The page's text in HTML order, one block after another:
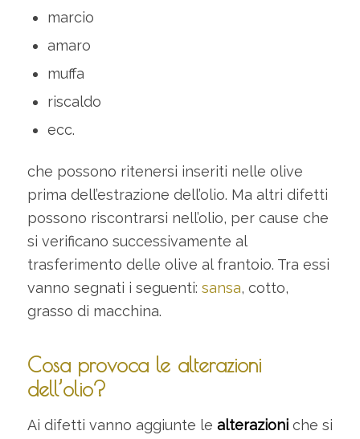
marcio
amaro
muffa
riscaldo
ecc.
che possono ritenersi inseriti nelle olive
prima dell’estrazione dell’olio. Ma altri difetti
possono riscontrarsi nell’olio, per cause che
si verificano successivamente al
trasferimento delle olive al frantoio. Tra essi
vanno segnati i seguenti: sansa, cotto,
grasso di macchina.
Cosa provoca le alterazioni
dell’olio?
Ai difetti vanno aggiunte le alterazioniche si